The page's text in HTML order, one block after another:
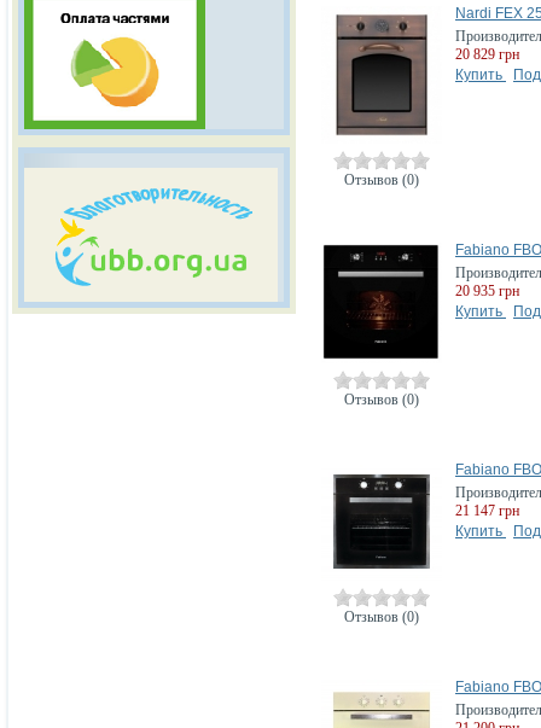
Отзывов (0)
Nardi FEX
20 829 грн
Купить
Отзывов (0)
Fabiano
20 935 грн
Купить
Отзывов (0)
Fabiano
21 147 грн
Купить
Fabiano